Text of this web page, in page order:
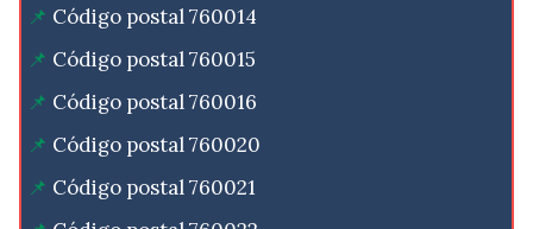
Código postal 760014
Código postal 760015
Código postal 760016
Código postal 760020
Código postal 760021